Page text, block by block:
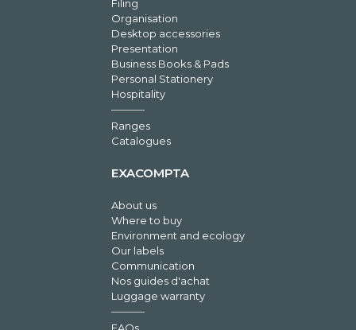
Filing
Organisation
Desktop accessories
Presentation
Business Books & Pads
Personal Stationery
Hospitality
Ranges
Catalogues
EXACOMPTA
About us
Where to buy
Environment and ecology
Our labels
Communication
Nos guides d'achat
Luggage warranty